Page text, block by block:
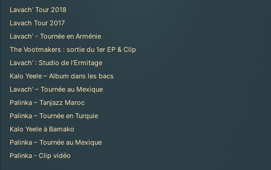
Lavach’ Tour 2018
Lavach Tour 2017
Lavach' - Tournée en Arménie
The Vootmakers : sortie du 1er EP & Clip
Lavach’ : Studio de l’Ermitage
Kalo Yeele – Album dans les bacs
Lavach’ – Tournée au Mexique
Palinka – Tanjazz Maroc
Palinka – Tournée en Turquie
Kalo Yeele à Bamako
Palinka – Tournée au Mexique
Palinka - Clip vidéo